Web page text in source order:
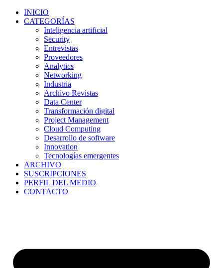
INICIO
CATEGORÍAS
Inteligencia artificial
Security
Entrevistas
Proveedores
Analytics
Networking
Industria
Archivo Revistas
Data Center
Transformación digital
Project Management
Cloud Computing
Desarrollo de software
Innovation
Tecnologías emergentes
ARCHIVO
SUSCRIPCIONES
PERFIL DEL MEDIO
CONTACTO